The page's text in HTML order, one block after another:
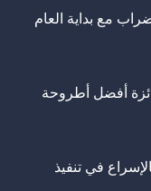
مع بداية العام
أفضل أطروحة
في تنفيذ